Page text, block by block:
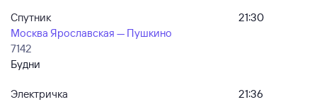
Спутник
Москва Ярославская — Пушкино
7142
Будни
21:30
Электричка
21:36